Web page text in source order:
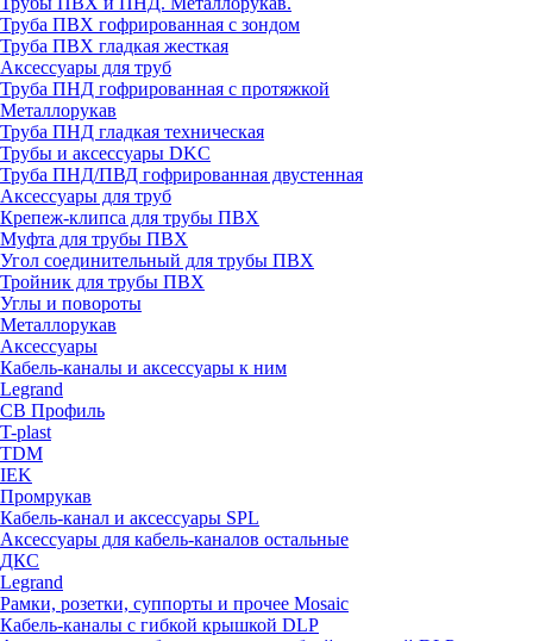
Труба ПВХ гофрированная с зондом
Труба ПВХ гладкая жесткая
Аксессуары для труб
Труба ПНД гофрированная с протяжкой
Металлорукав
Труба ПНД гладкая техническая
Трубы и аксессуары DKC
Труба ПНД/ПВД гофрированная двустенная
Аксессуары для труб
Крепеж-клипса для трубы ПВХ
Муфта для трубы ПВХ
Угол соединительный для трубы ПВХ
Тройник для трубы ПВХ
Углы и повороты
Металлорукав
Аксессуары
Кабель-каналы и аксессуары к ним
Legrand
СВ Профиль
T-plast
TDM
IEK
Промрукав
Кабель-канал и аксессуары SPL
Аксессуары для кабель-каналов остальные
ДКС
Legrand
Рамки, розетки, суппорты и прочее Mosaic
Кабель-каналы с гибкой крышкой DLP